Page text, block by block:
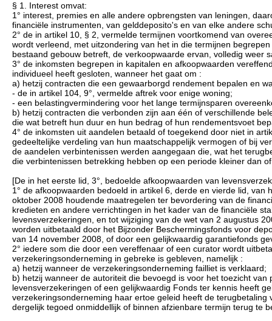
§ 1. Interest omvat:
1° interest, premies en alle andere opbrengsten van leningen,
financiële instrumenten, van gelddeposito's en van elke andere
2° de in artikel 10, § 2, vermelde termijnen voortkomend van
wordt verleend, met uitzondering van het in die termijnen
bestaand gebouw betreft, de verkoopwaarde ervan, volledig weer
3° de inkomsten begrepen in kapitalen en afkoopwaarden
individueel heeft gesloten, wanneer het gaat om :
a) hetzij contracten die een gewaarborgd rendement bepalen en
- de in artikel 104, 9°, vermelde aftrek voor enige woning;
- een belastingvermindering voor het lange termijnsparen
b) hetzij contracten die verbonden zijn aan één of verschillende
die wat betreft hun duur en hun bedrag of hun rendementsvoet
4° de inkomsten uit aandelen betaald of toegekend door niet in
gedeeltelijke verdeling van hun maatschappelijk vermogen of bij
de aandelen verbintenissen werden aangegaan die, wat het
die verbintenissen betrekking hebben op een periode kleiner dan
[De in het eerste lid, 3°, bedoelde afkoopwaarden van
1° de afkoopwaarden bedoeld in artikel 6, derde en vierde lid,
oktober 2008 houdende maatregelen ter bevordering van de
kredieten en andere verrichtingen in het kader van de financiële
levensverzekeringen, en tot wijziging van de wet van 2 augustus
worden uitbetaald door het Bijzonder Beschermingsfonds voor
van 14 november 2008, of door een gelijkwaardig garantiefonds
2° iedere som die door een vereffenaar of een curator wordt
verzekeringsonderneming in gebreke is gebleven, namelijk :
a) hetzij wanneer de verzekeringsonderneming failliet is verklaard;
b) hetzij wanneer de autoriteit die bevoegd is voor het toezicht
levensverzekeringen of een gelijkwaardig Fonds ter kennis heeft
verzekeringsonderneming haar ertoe geleid heeft de
dergelijk tegoed onmiddellijk of binnen afzienbare termijn terug te